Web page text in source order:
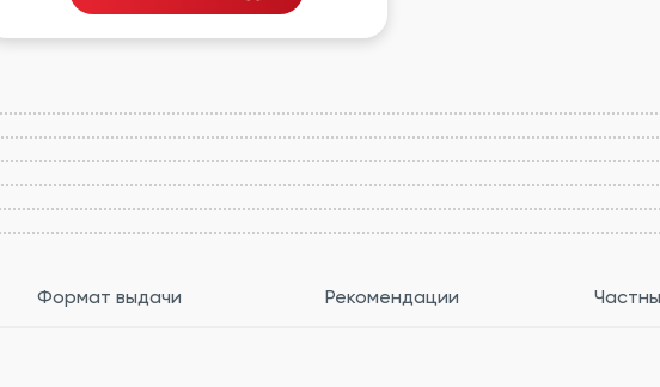
Формат выдачи Рекомендации